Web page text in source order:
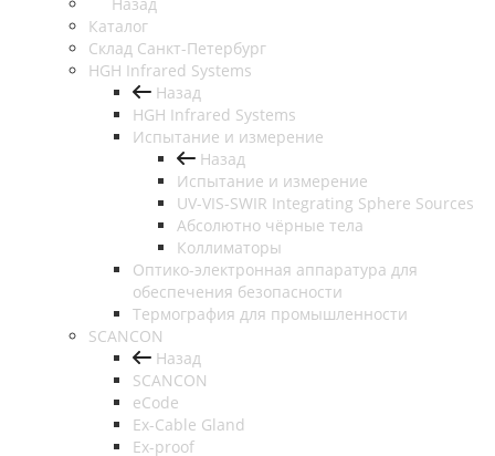
Каталог
Cклад Санкт-Петербург
HGH Infrared Systems
Назад
HGH Infrared Systems
Испытание и измерение
Назад
Испытание и измерение
UV-VIS-SWIR Integrating Sphere Sources
Абсолютно чёрные тела
Коллиматоры
Оптико-электронная аппаратура для
обеспечения безопасности
Термография для промышленности
SCANCON
Назад
SCANCON
eCode
Ex-Cable Gland
Ex-proof